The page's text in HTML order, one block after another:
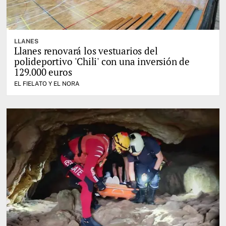
LLANES
Llanes renovará los vestuarios del
polideportivo 'Chili' con una inversión de
129.000 euros
EL FIELATO Y EL NORA